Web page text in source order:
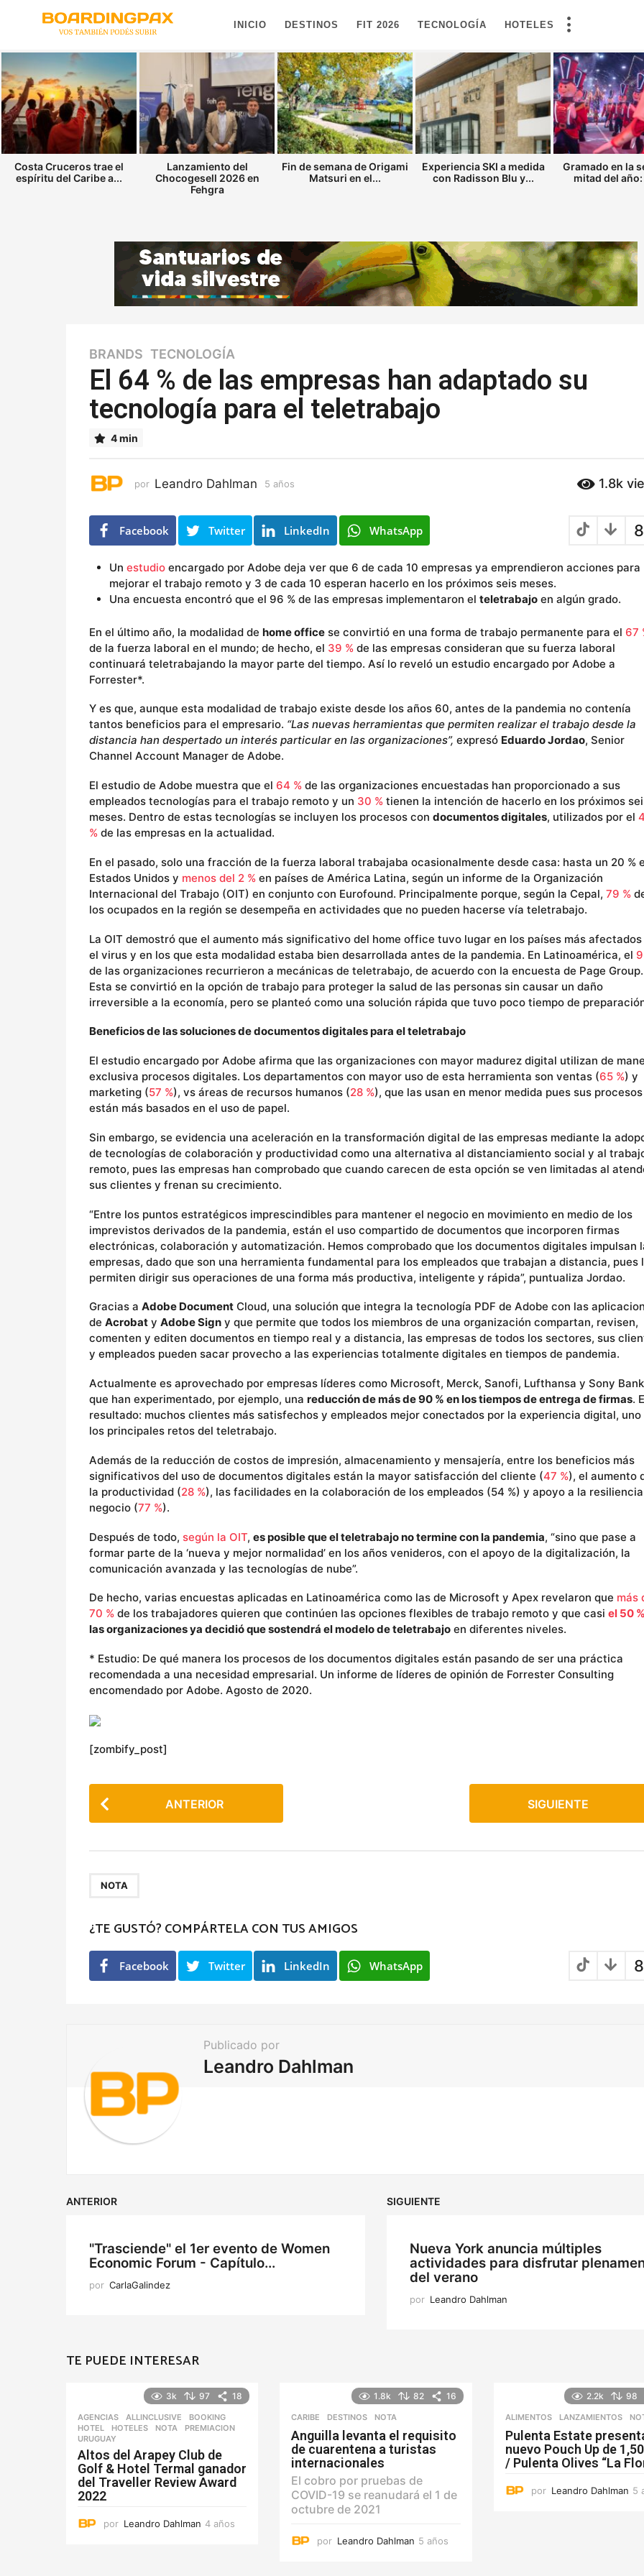
INICIO DESTINOS FIT 2026 TECNOLOGÍA HOTELES
Costa Cruceros trae el
espíritu del Caribe a...
Lanzamiento del
Chocogesell 2026 en
Fehgra
Fin de semana de Origami
Matsuri en el...
Experiencia SKI a medida
con Radisson Blu y...
Gramado en la
mitad del
5
a
ñ
o
s
5
o
BRANDS ,TECNOLOGÍA
El 64 % de las empresas han adaptado su
tecnología para el teletrabajo
4 min
por Leandro Dahlman 5 años
s
1.8k
Facebook Twitter LinkedIn WhatsApp
Unestudio encargado por Adobe deja ver que 6 de cada 10 empresas ya emprendieron acciones para
mejorar el trabajo remoto y 3 de cada 10 esperan hacerlo en los próximos seis meses.
Una encuesta encontró que el 96 % de las empresas implementaron elteletrabajo en algún grado.
En el último año, la modalidad de home office se convirtió en una forma de trabajo permanente para el 67
de la fuerza laboral en el mundo; de hecho, el 39 % de las empresas consideran que su fuerza laboral
continuará teletrabajando la mayor parte del tiempo. Así lo reveló un estudio encargado por Adobe a
Forrester*.
Y es que, aunque esta modalidad de trabajo existe desde los años 60, antes de la pandemia no contenía
tantos beneficios para el empresario. “Las nuevas herramientas que permiten realizar el trabajo desde la
distancia han despertado un interés particular en las organizaciones”, expresó Eduardo Jordao, Senior
Channel Account Manager de Adobe.
El estudio de Adobe muestra que el 64 % de las organizaciones encuestadas han proporcionado a sus
empleados tecnologías para el trabajo remoto y un 30 % tienen la intención de hacerlo en los próximos
meses. Dentro de estas tecnologías se incluyen los procesos con documentos digitales, utilizados por el
% de las empresas en la actualidad.
En el pasado, solo una fracción de la fuerza laboral trabajaba ocasionalmente desde casa: hasta un 20 %
Estados Unidos y menos del 2 % en países de América Latina, según un informe de la Organización
Internacional del Trabajo (OIT) en conjunto con Eurofound. Principalmente porque, según la Cepal, 79 %
los ocupados en la región se desempeña en actividades que no pueden hacerse vía teletrabajo.
La OIT demostró que el aumento más significativo del home office tuvo lugar en los países más
el virus y en los que esta modalidad estaba bien desarrollada antes de la pandemia. En Latinoamérica, el
de las organizaciones recurrieron a mecánicas de teletrabajo, de acuerdo con la encuesta de Page Group.
Esta se convirtió en la opción de trabajo para proteger la salud de las personas sin causar un daño
irreversible a la economía, pero se planteó como una solución rápida que tuvo poco tiempo de
Beneficios de las soluciones de documentos digitales para el teletrabajo
El estudio encargado por Adobe afirma que las organizaciones con mayor madurez digital utilizan de
exclusiva procesos digitales. Los departamentos con mayor uso de esta herramienta son ventas (65 %) y
marketing (57 %), vs áreas de recursos humanos (28 %), que las usan en menor medida pues sus procesos
están más basados en el uso de papel.
Sin embargo, se evidencia una aceleración en la transformación digital de las empresas mediante la
de tecnologías de colaboración y productividad como una alternativa al distanciamiento social y al
remoto, pues las empresas han comprobado que cuando carecen de esta opción se ven limitadas al
sus clientes y frenan su crecimiento.
“Entre los puntos estratégicos imprescindibles para mantener el negocio en movimiento en medio de los
imprevistos derivados de la pandemia, están el uso compartido de documentos que incorporen firmas
electrónicas, colaboración y automatización. Hemos comprobado que los documentos digitales impulsan
empresas, dado que son una herramienta fundamental para los empleados que trabajan a distancia, pues
permiten dirigir sus operaciones de una forma más productiva, inteligente y rápida”, puntualiza Jordao.
Gracias a Adobe Document Cloud, una solución que integra la tecnología PDF de Adobe con las
de Acrobat y Adobe Sign y que permite que todos los miembros de una organización compartan, revisen,
comenten y editen documentos en tiempo real y a distancia, las empresas de todos los sectores, sus
y empleados pueden sacar provecho a las experiencias totalmente digitales en tiempos de pandemia.
Actualmente es aprovechado por empresas líderes como Microsoft, Merck, Sanofi, Lufthansa y Sony
que han experimentado, por ejemplo, una reducción de más de 90 % en los tiempos de entrega de firmas.
resultado: muchos clientes más satisfechos y empleados mejor conectados por la experiencia digital, uno
los principales retos del teletrabajo.
Además de la reducción de costos de impresión, almacenamiento y mensajería, entre los beneficios más
significativos del uso de documentos digitales están la mayor satisfacción del cliente (47 %), el aumento
la productividad (28 %), las facilidades en la colaboración de los empleados (54 %) y apoyo a la
negocio (77 %).
Después de todo, según la OIT, es posible que el teletrabajo no termine con la pandemia, “sino que pase a
formar parte de la ‘nueva y mejor normalidad’ en los años venideros, con el apoyo de la digitalización, la
comunicación avanzada y las tecnologías de nube”.
De hecho, varias encuestas aplicadas en Latinoamérica como las de Microsoft y Apex revelaron que más
70 % de los trabajadores quieren que continúen las opciones flexibles de trabajo remoto y que casi el 50
las organizaciones ya decidió que sostendrá el modelo de teletrabajo en diferentes niveles.
* Estudio: De qué manera los procesos de los documentos digitales están pasando de ser una práctica
recomendada a una necesidad empresarial. Un informe de líderes de opinión de Forrester Consulting
encomendado por Adobe. Agosto de 2020.
[zombify_post]
o
P
g
i
n
a
n
ANTERIOR SIGUIENTE
NOTA
¿TE GUSTÓ? COMPÁRTELA CON TUS AMIGOS
Facebook Twitter LinkedIn WhatsApp
Publicado por
Leandro Dahlman
ANTERIOR
"Trasciende" el 1er evento de Women
Economic Forum - Capítulo...
por CarlaGalindez
SIGUIENTE
Nueva York anuncia múltiples
actividades para disfrutar
del verano
por Leandro Dahlman
TE PUEDE INTERESAR
3k 97 18
AGENCIAS ALLINCLUSIVE ,BOOKING
HOTEL
,HOTELES ,NOTA ,PREMIACION
URUGUAY
Altos del Arapey Club de
Golf & Hotel Termal ganador
del Traveller Review Award
2022
por Leandro Dahlman 4 años
1.8k 82 16
CARIBE ,DESTINOS NOTA
Anguilla levanta el requisito
de cuarentena a turistas
internacionales
El cobro por pruebas de
COVID-19 se reanudará el 1 de
octubre de 2021
por Leandro Dahlman 5 años
2.2k 98
ALIMENTOS ,LANZAMIENTOS
Pulenta Estate
nuevo Pouch Up de
/ Pulenta Olives “La
por Leandro Dahlman 5